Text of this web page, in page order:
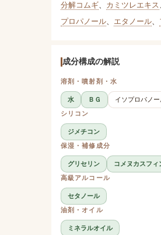
分解コムギ、 カミツレエキス
プロパノール、 エタノール、
成分構成の解説
溶剤・噴射剤・水
水 ＢＧ イソプロパノー
シリコン
ジメチコン
保湿・補修成分
グリセリン コメヌカスフィ
高級アルコール
セタノール
油剤・オイル
ミネラルオイル